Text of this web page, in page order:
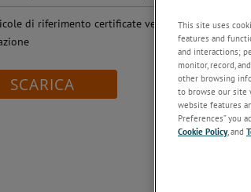
di riferimento certificate vengono utilizzate
SCARICA
This site uses
features and
and interactions;
monitor, record,
other browsing
to browse our site
website features
Preferences” you
Cookie Policy, and